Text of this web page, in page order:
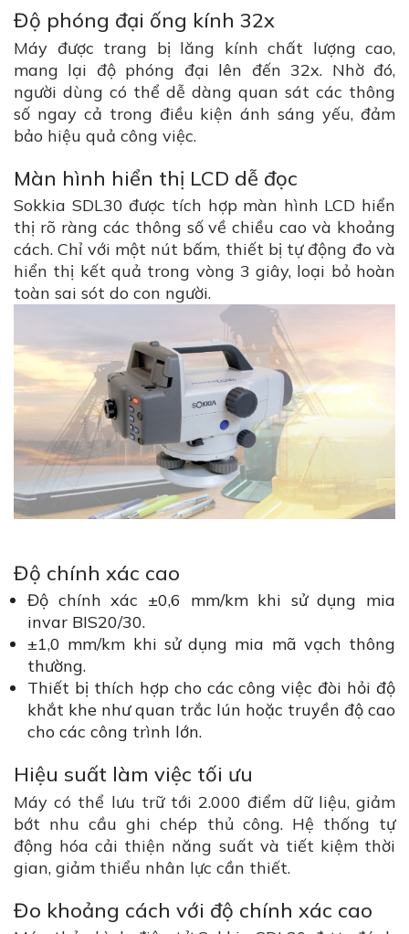
Độ phóng đại ống kính 32x
Máy được trang bị lăng kính chất lượng cao,
mang lại độ phóng đại lên đến 32x. Nhờ đó,
người dùng có thể dễ dàng quan sát các thông
số ngay cả trong điều kiện ánh sáng yếu, đảm
bảo hiệu quả công việc.
Màn hình hiển thị LCD dễ đọc
Sokkia SDL30 được tích hợp màn hình LCD hiển
thị rõ ràng các thông số về chiều cao và khoảng
cách. Chỉ với một nút bấm, thiết bị tự động đo và
hiển thị kết quả trong vòng 3 giây, loại bỏ hoàn
toàn sai sót do con người.
Độ chính xác cao
Độ chính xác ±0,6 mm/km khi sử dụng mia
invar BIS20/30.
±1,0 mm/km khi sử dụng mia mã vạch thông
thường.
Thiết bị thích hợp cho các công việc đòi hỏi độ
khắt khe như quan trắc lún hoặc truyền độ cao
cho các công trình lớn.
Hiệu suất làm việc tối ưu
Máy có thể lưu trữ tới 2.000 điểm dữ liệu, giảm
bớt nhu cầu ghi chép thủ công. Hệ thống tự
động hóa cải thiện năng suất và tiết kiệm thời
gian, giảm thiểu nhân lực cần thiết.
Đo khoảng cách với độ chính xác cao